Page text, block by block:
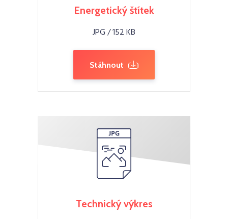
Energetický štítek
JPG / 152 KB
Stáhnout
Technický výkres